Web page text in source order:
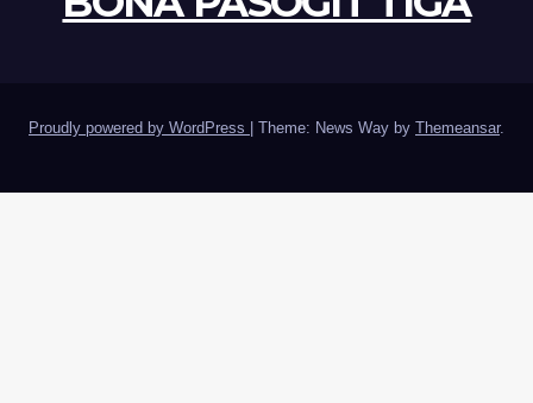
Proudly powered by WordPress | Theme: News Way by Themeansar.